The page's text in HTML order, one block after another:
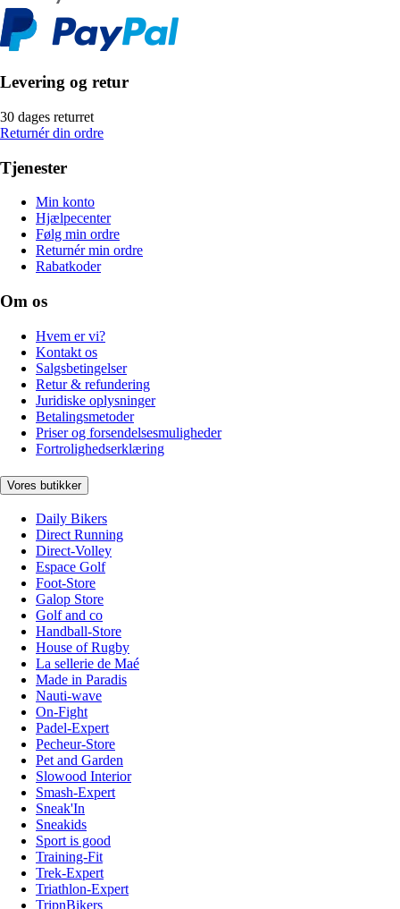
Levering og retur
30 dages returret
Returnér din ordre
Tjenester
Min konto
Hjælpecenter
Følg min ordre
Returnér min ordre
Rabatkoder
Om os
Hvem er vi?
Kontakt os
Salgsbetingelser
Retur & refundering
Juridiske oplysninger
Betalingsmetoder
Priser og forsendelsesmuligheder
Fortrolighedserklæring
Vores butikker
Daily Bikers
Direct Running
Direct-Volley
Espace Golf
Foot-Store
Galop Store
Golf and co
Handball-Store
House of Rugby
La sellerie de Maé
Made in Paradis
Nauti-wave
On-Fight
Padel-Expert
Pecheur-Store
Pet and Garden
Slowood Interior
Smash-Expert
Sneak'In
Sneakids
Sport is good
Training-Fit
Trek-Expert
Triathlon-Expert
TripnBikers